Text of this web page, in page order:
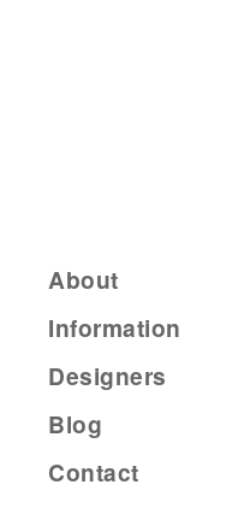
About
Information
Designers
Blog
Contact